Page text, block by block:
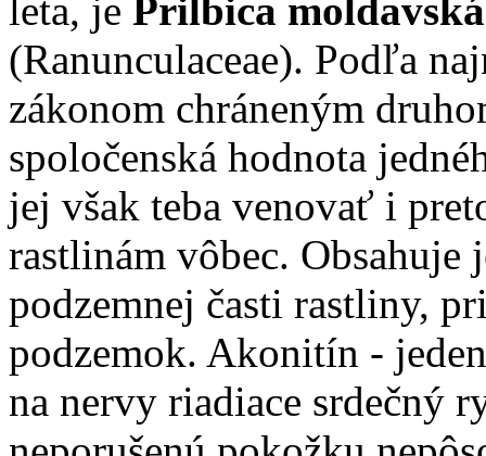
leta, je Prilbica moldavská
(Ranunculaceae). Podľa
zákonom chráneným
spoločenská hodnota
jej však teba venovať i
rastlinám vôbec.
podzemnej časti rastliny,
podzemok. Akonitín -
na nervy riadiace srdečný